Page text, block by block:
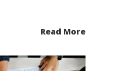
Read More